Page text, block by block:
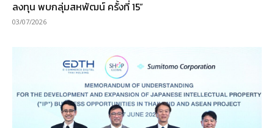
ลงทุน พบกลุ่มสหพัฒน์ ครั้งที่ 15”
03/07/2026